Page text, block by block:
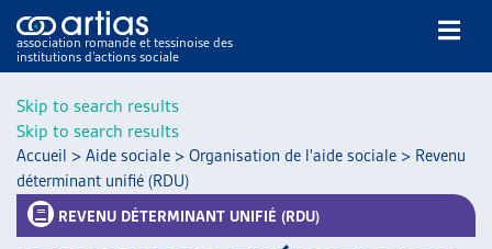
Skip to search results
Skip to search results
association romande et tessinoise des
institutions d’actions sociale
Accueil > Aide sociale > Organisation de l'aide sociale > Revenu
déterminant unifié (RDU)
REVENU DÉTERMINANT UNIFIÉ (RDU)